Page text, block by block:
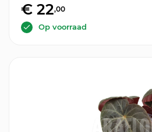
€ 22,00
Op voorraad